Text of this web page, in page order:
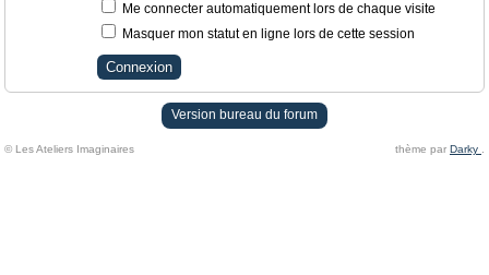
Me connecter automatiquement lors de chaque visite
Masquer mon statut en ligne lors de cette session
Version bureau du forum
© Les Ateliers Imaginaires thème par Darky